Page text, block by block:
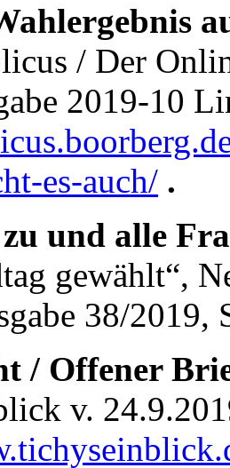
/ Der
2019-10
es-auch/ .
und alle
ge­wählt“,
38/2019,
/ Offener
v.